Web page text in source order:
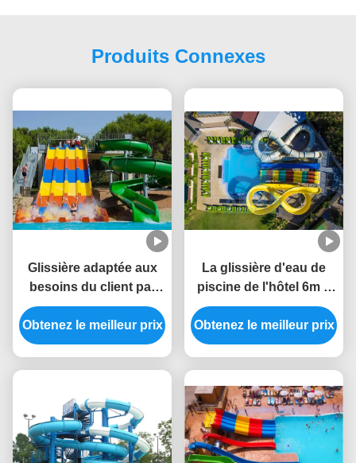
Produits Connexes
Glissière adaptée aux
besoins du client par
glissière de piscine de
parc aquatique pour
des adultes et des
Obtenez le meilleur prix
La glissière d'eau de
piscine de l'hôtel 6m a
placé la couleur
adaptée aux besoins du
client par fibre de verre
Obtenez le meilleur prix